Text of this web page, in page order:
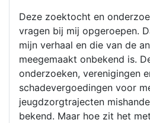
Deze zoektocht en
vragen bij mij opgeroepen.
mijn verhaal en die van de
meegemaakt onbekend is.
onderzoeken, verenigingen
schadevergoedingen voor
jeugdzorgtrajecten
bekend. Maar hoe zit het